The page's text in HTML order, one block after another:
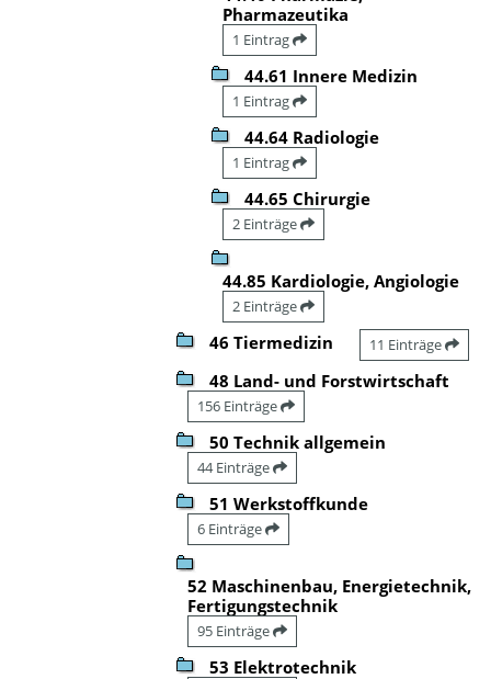
Pharmazeutika
1 Eintrag
44.61 Innere Medizin
1 Eintrag
44.64 Radiologie
1 Eintrag
44.65 Chirurgie
2 Einträge
44.85 Kardiologie, Angiologie
2 Einträge
46 Tiermedizin 11 Einträge
48 Land- und Forstwirtschaft
156 Einträge
50 Technik allgemein
44 Einträge
51 Werkstoffkunde
6 Einträge
52 Maschinenbau, Energietechnik,
Fertigungstechnik
95 Einträge
53 Elektrotechnik